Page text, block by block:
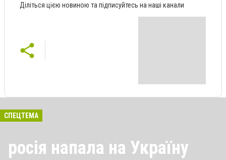
Діліться цією новиною та підписуйтесь на наші канали
СПЕЦТЕМА
росія напала на Україну